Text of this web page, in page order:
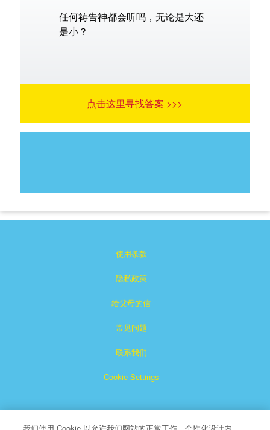
任何祷告神都会听吗，无论是大还
是小？
点击这里寻找答案 >>>
使用条款
隐私政策
给父母的信
常见问题
联系我们
Cookie Settings